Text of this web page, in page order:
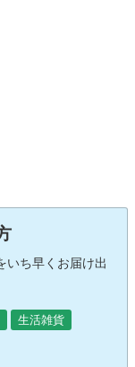
いち早くお届け出
生活雑貨